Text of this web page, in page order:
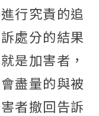
行究責的追
處分的結果
是加害者，
盡量的與被
者撤回告訴